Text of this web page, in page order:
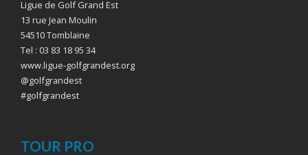
Ligue de Golf Grand Est
13 rue Jean Moulin
54510 Tomblaine
Tel : 03 83 18 95 34
www.ligue-golfgrandest.org
@golfgrandest
#golfgrandest
TOUR PRO